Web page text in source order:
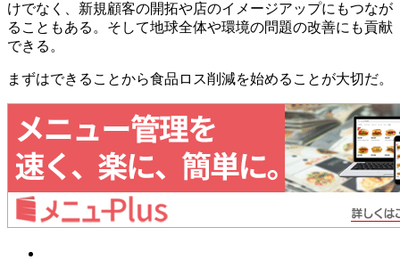
けでなく、新規顧客の開拓や店のイメージアップにもつなが
ることもある。そして地球全体や環境の問題の改善にも貢献
できる。
まずはできることから食品ロス削減を始めることが大切だ。